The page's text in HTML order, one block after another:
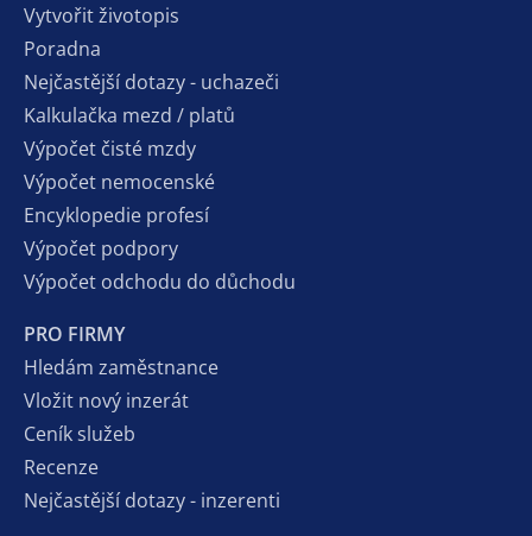
Vytvořit životopis
Poradna
Nejčastější dotazy - uchazeči
Kalkulačka mezd / platů
Výpočet čisté mzdy
Výpočet nemocenské
Encyklopedie profesí
Výpočet podpory
Výpočet odchodu do důchodu
PRO FIRMY
Hledám zaměstnance
Vložit nový inzerát
Ceník služeb
Recenze
Nejčastější dotazy - inzerenti